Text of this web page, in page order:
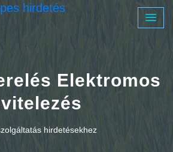
Elektromos
hirdetésekhez